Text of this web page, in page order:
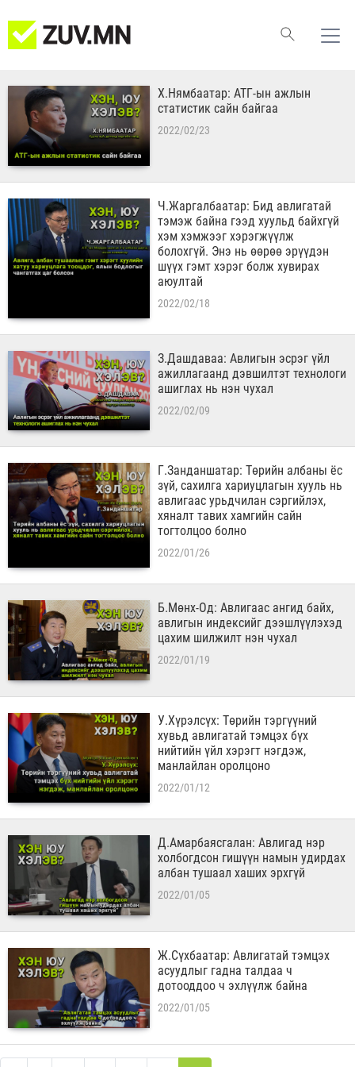
Х.Нямбаатар: АТГ-ын ажлын
статистик сайн байгаа
2022/02/23
Ч.Жаргалбаатар: Бид авлигатай
тэмэж байна гээд хуульд байхгүй
хэм хэмжээг хэрэгжүүлж
болохгүй. Энэ нь өөрөө эрүүдэн
шүүх гэмт хэрэг болж хувирах
аюултай
2022/02/18
З.Дашдаваа: Авлигын эсрэг үйл
ажиллагаанд дэвшилтэт технологи
ашиглах нь нэн чухал
2022/02/09
Г.Занданшатар: Төрийн албаны ёс
зүй, сахилга хариуцлагын хууль нь
авлигаас урьдчилан сэргийлэх,
хяналт тавих хамгийн сайн
тогтолцоо болно
2022/01/26
​Б.Мөнх-Од: Авлигаас ангид байх,
авлигын индексийг дээшлүүлэхэд
цахим шилжилт нэн чухал
2022/01/19
У.Хүрэлсүх: Төрийн тэргүүний
хувьд авлигатай тэмцэх бүх
нийтийн үйл хэрэгт нэгдэж,
манлайлан оролцоно
2022/01/12
Д.Амарбаясгалан: Авлигад нэр
холбогдсон гишүүн намын удирдах
албан тушаал хаших эрхгүй
2022/01/05
Ж.Сүхбаатар: Авлигатай тэмцэх
асуудлыг гадна талдаа ч
дотооддоо ч эхлүүлж байна
2022/01/05